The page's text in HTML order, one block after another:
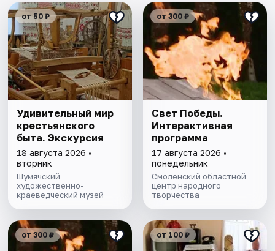
от 50 ₽
Удивительный мир
крестьянского
быта. Экскурсия
18 августа 2026 •
вторник
Шумячский
художественно-
краеведческий музей
от 300 ₽
Свет Победы.
Интерактивная
программа
17 августа 2026 •
понедельник
Смоленский областной
центр народного
творчества
от 300 ₽ от 100 ₽